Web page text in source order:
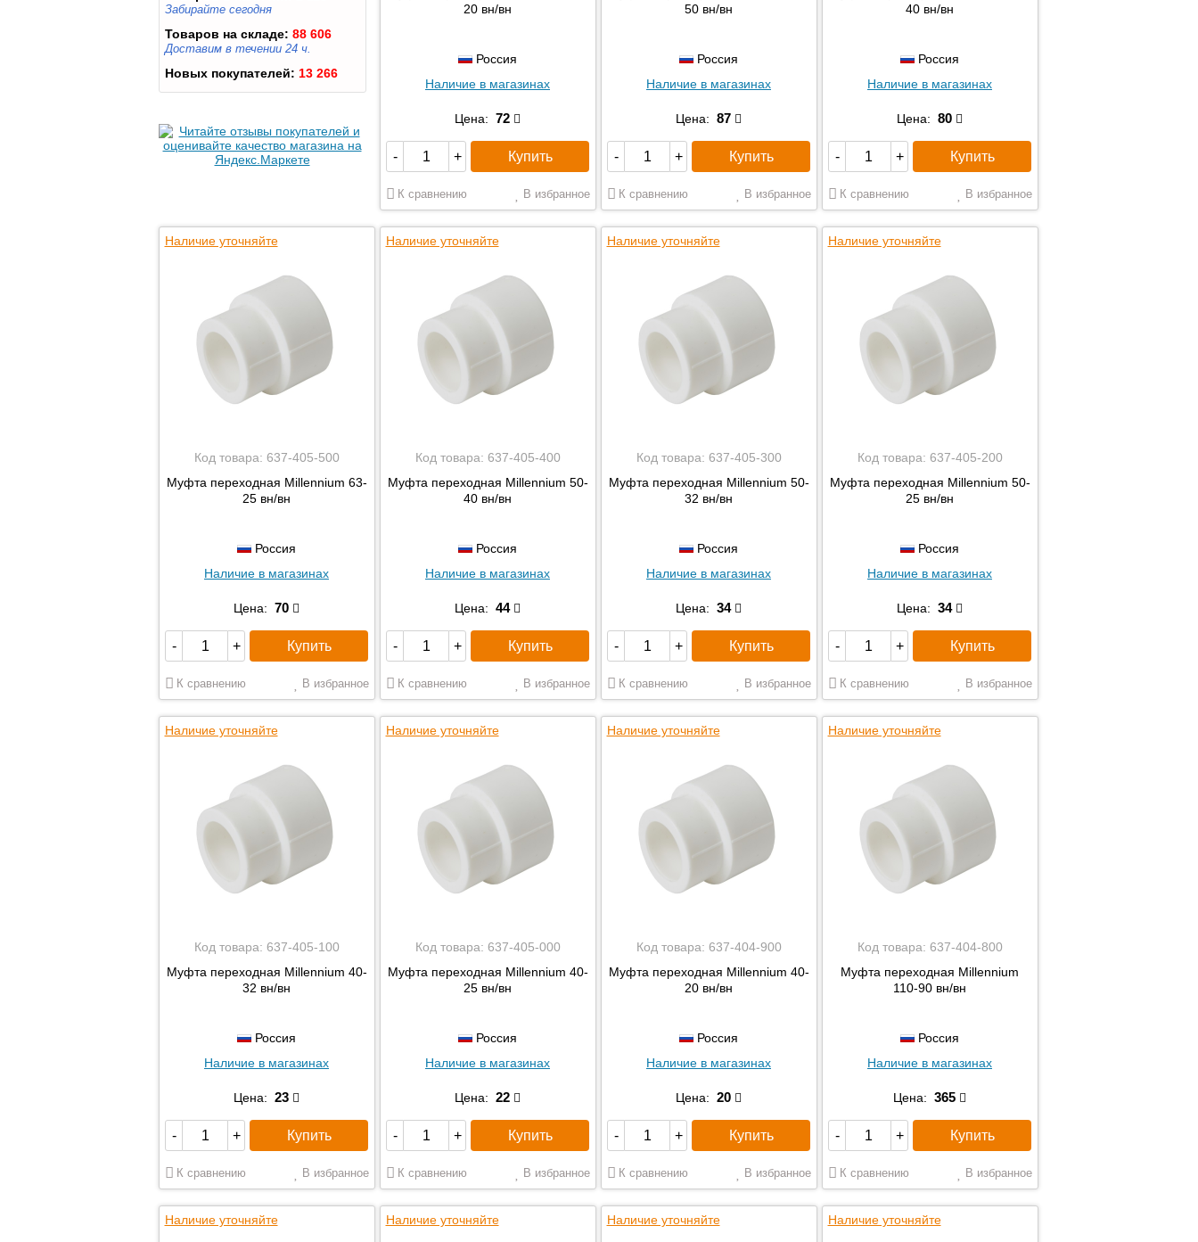
Забирайте сегодня
Товаров на складе: 88 606
Доставим в течении 24 ч.
Новых покупателей: 13 266
20 вн/вн
Россия
Наличие в магазинах
Цена: 72
- + Купить
К сравнению В избранное
50 вн/вн
Россия
Наличие в магазинах
Цена: 87
- + Купить
К сравнению В избранное
40 вн/вн
Россия
Наличие в магазинах
Цена: 80
- + Купить
К сравнению В избранное
Наличие уточняйте
Код товара: 637-405-500
Муфта переходная Millennium 63-
25 вн/вн
Россия
Наличие в магазинах
Цена: 70
- + Купить
К сравнению В избранное
Наличие уточняйте
Код товара: 637-405-400
Муфта переходная Millennium 50-
40 вн/вн
Россия
Наличие в магазинах
Цена: 44
- + Купить
К сравнению В избранное
Наличие уточняйте
Код товара: 637-405-300
Муфта переходная Millennium 50-
32 вн/вн
Россия
Наличие в магазинах
Цена: 34
- + Купить
К сравнению В избранное
Наличие уточняйте
Код товара: 637-405-200
Муфта переходная Millennium 50-
25 вн/вн
Россия
Наличие в магазинах
Цена: 34
- + Купить
К сравнению В избранное
Наличие уточняйте
Код товара: 637-405-100
Муфта переходная Millennium 40-
32 вн/вн
Россия
Наличие в магазинах
Цена: 23
- + Купить
К сравнению В избранное
Наличие уточняйте
Код товара: 637-405-000
Муфта переходная Millennium 40-
25 вн/вн
Россия
Наличие в магазинах
Цена: 22
- + Купить
К сравнению В избранное
Наличие уточняйте
Код товара: 637-404-900
Муфта переходная Millennium 40-
20 вн/вн
Россия
Наличие в магазинах
Цена: 20
- + Купить
К сравнению В избранное
Наличие уточняйте
Код товара: 637-404-800
Муфта переходная Millennium
110-90 вн/вн
Россия
Наличие в магазинах
Цена: 365
- + Купить
К сравнению В избранное
Наличие уточняйте Наличие уточняйте Наличие уточняйте Наличие уточняйте